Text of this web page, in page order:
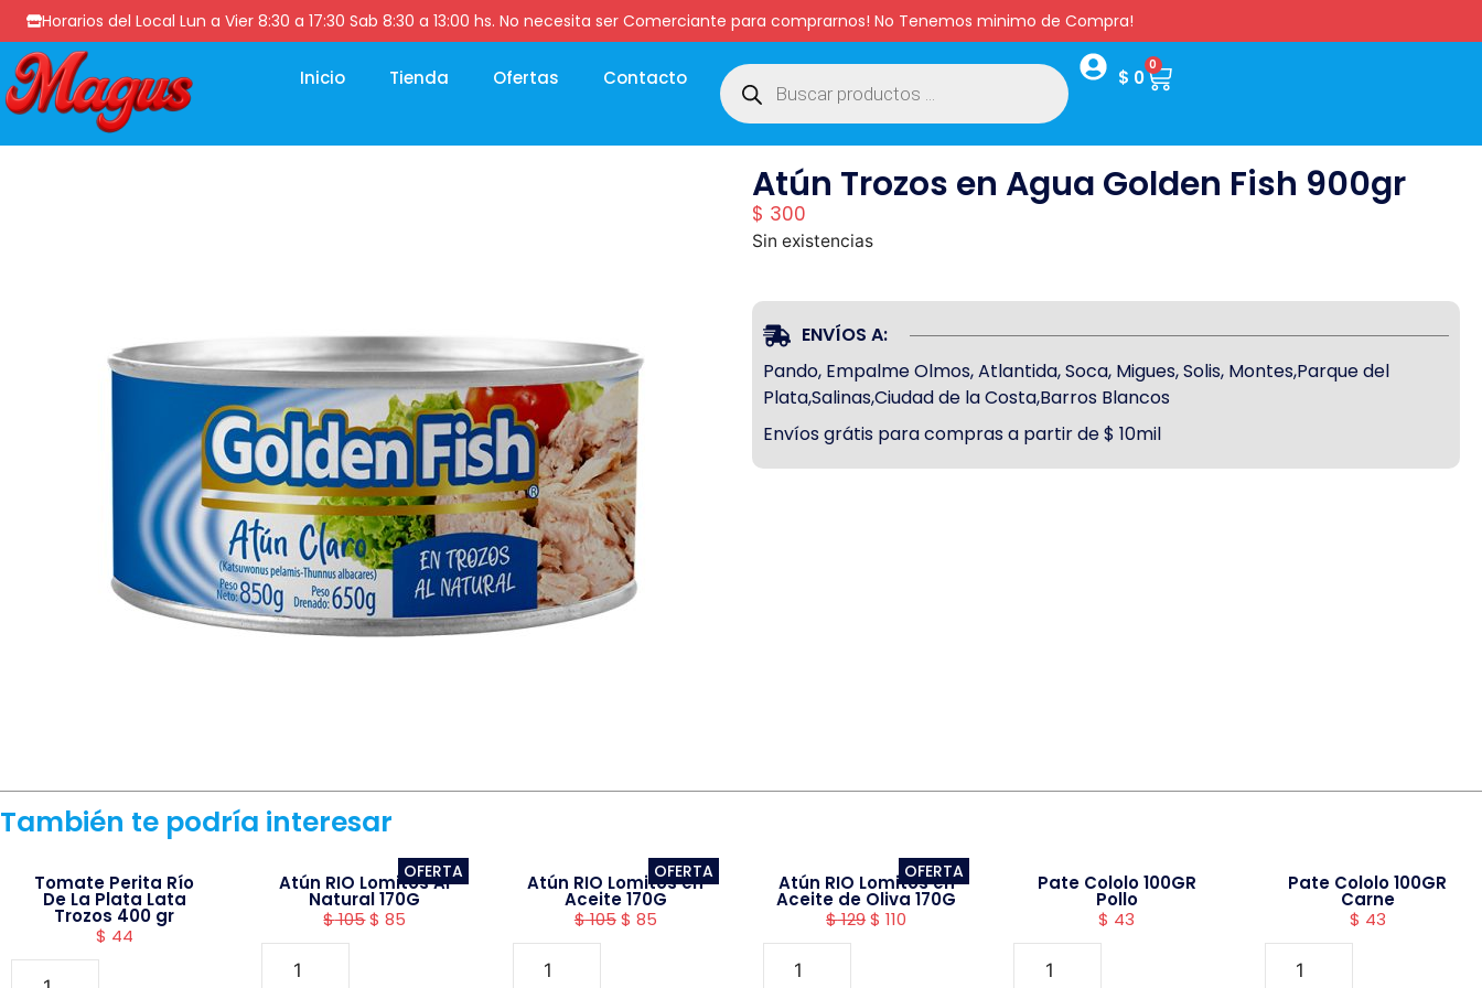
Horarios del Local Lun a Vier 8:30 a 17:30 Sab 8:30 a 13:00 hs. No necesita ser Comerciante para comprarnos! No Tenemos minimo de Compra!
Inicio Tienda Ofertas Contacto $ 0
0
Atún Trozos en Agua Golden Fish 900gr
$ 300
Sin existencias
ENVÍOS A:
Pando, Empalme Olmos, Atlantida, Soca, Migues, Solis, Montes,Parque del
Plata,Salinas,Ciudad de la Costa,Barros Blancos
Envíos grátis para compras a partir de $ 10mil
También te podría interesar
Tomate Perita Río
De La Plata Lata
Trozos 400 gr
$ 44
OFERTA
Atún RIO Lomitos Al
Natural 170G
$105$ 85
OFERTA
Atún RIO Lomitos en
Aceite 170G
$105$ 85
OFERTA
Atún RIO Lomitos en
Aceite de Oliva 170G
$129$ 110
Pate Cololo 100GR
Pollo
$ 43
Pate Cololo 100GR
Carne
$ 43